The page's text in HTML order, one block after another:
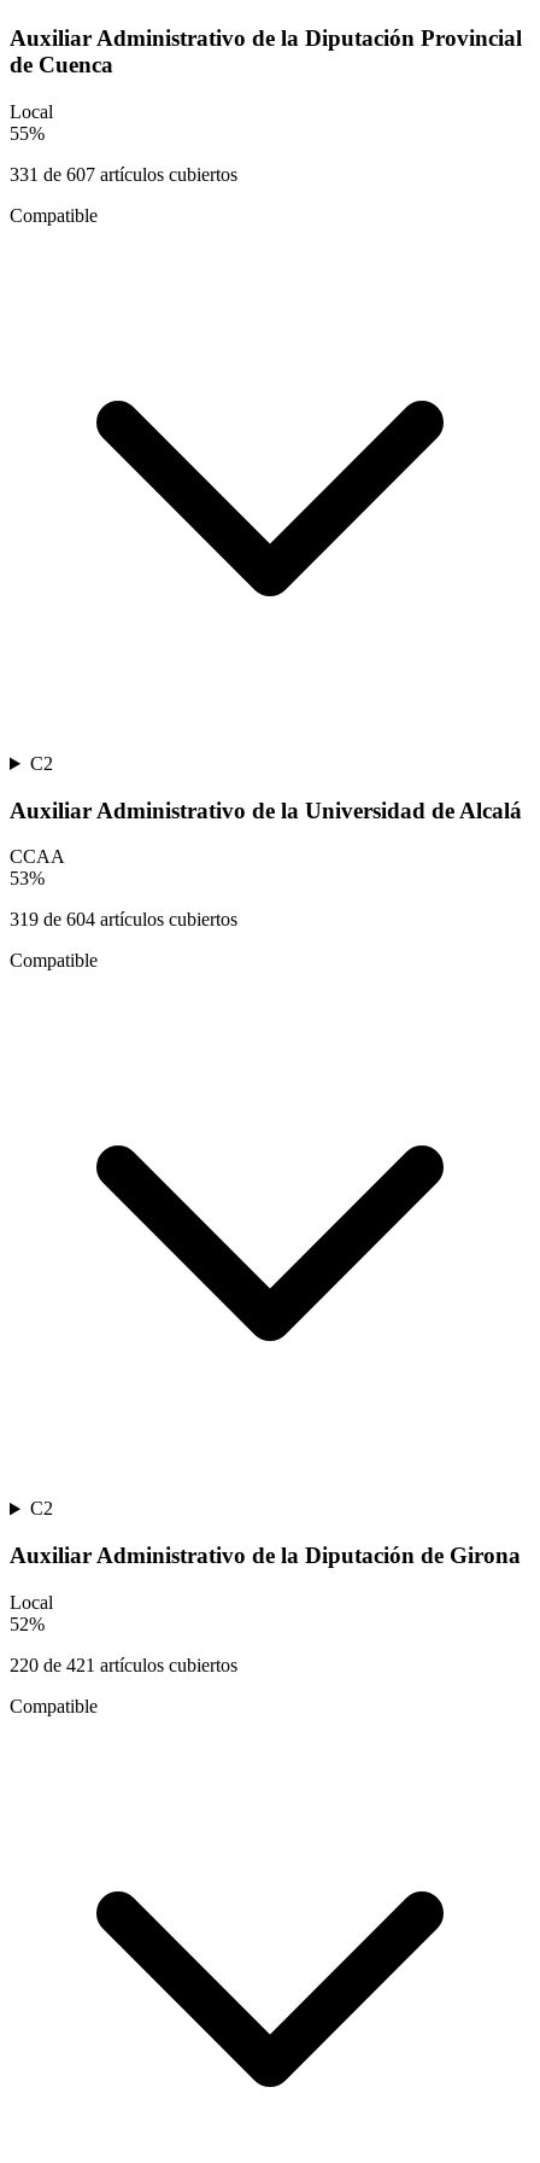
Auxiliar Administrativo de la Diputación Provincial
de Cuenca
Local
55%
331 de 607 artículos cubiertos
Compatible
C2
Auxiliar Administrativo de la Universidad de Alcalá
CCAA
53%
319 de 604 artículos cubiertos
Compatible
C2
Auxiliar Administrativo de la Diputación de Girona
Local
52%
220 de 421 artículos cubiertos
Compatible